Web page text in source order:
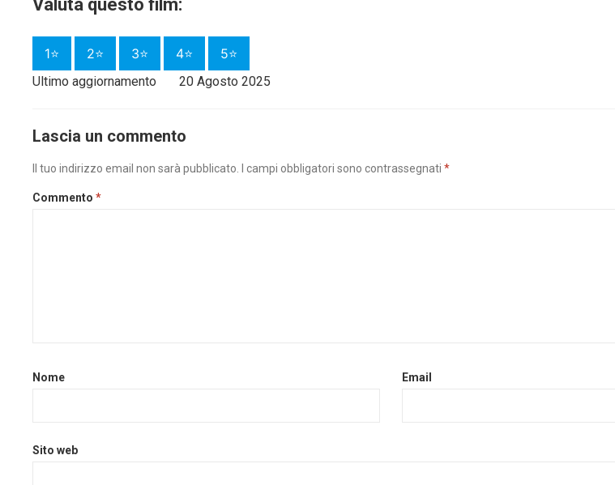
Valuta questo film:
1⭐ 2⭐ 3⭐ 4⭐ 5⭐
Ultimo aggiornamento 20 Agosto 2025
Lascia un commento
Il tuo indirizzo email non sarà pubblicato. I campi obbligatori sono contrassegnati*
Commento*
Nome Email
Sito web